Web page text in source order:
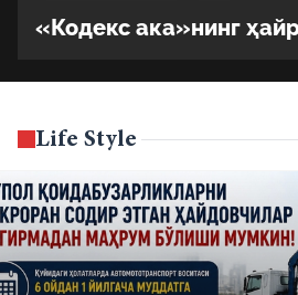
«Кодекс ака»нинг
Life Style